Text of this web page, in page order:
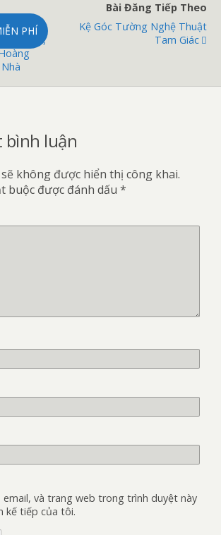
Tượng
Gỗ Rắn,
Bài Đăng Tiếp Theo
Kệ Góc Tường Nghệ Thuật
Tam Giác
bình luận
sẽ không được hiển thị công khai.
buộc được đánh dấu *
và trang web trong trình duyệt này
kế tiếp của tôi.
PHÍ